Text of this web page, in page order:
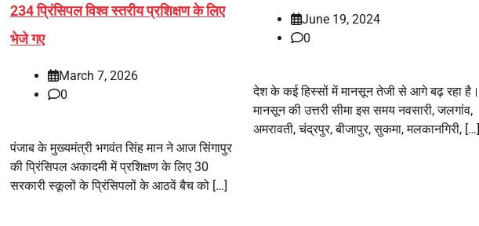
234 प्रिंसिपल विश्व स्तरीय प्रशिक्षण के लिए
भेजे गए
March 7, 2026
0
पंजाब के मुख्यमंत्री भगवंत सिंह मान ने आज सिंगापुर
की प्रिंसिपल अकादमी में प्रशिक्षण के लिए 30
सरकारी स्कूलों के प्रिंसिपलों के आठवें बैच को […]
June 19, 2024
0
देश के कई हिस्सों में मानसून तेजी से आगे बढ़ रहा है।
मानसून की उत्तरी सीमा इस समय नवसारी, जलगांव,
अमरावती, चंद्रपुर, बीजापुर, सुकमा, मलकानगिरी, […]